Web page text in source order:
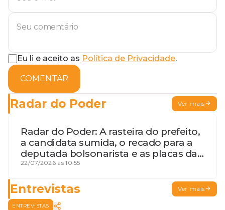
Eu li e aceito as Política de Privacidade.
COMENTAR
Radar do Poder Ver mais
Radar do Poder: A rasteira do prefeito,
a candidata sumida, o recado para a
deputada bolsonarista e as placas da
discórdia
22/07/2026 às 10:55
Entrevistas Ver mais
ENTREVISTAS